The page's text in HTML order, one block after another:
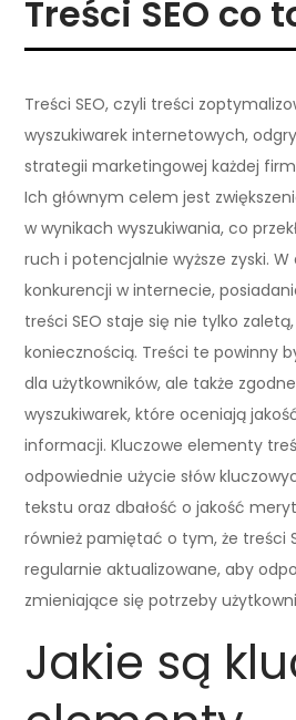
Treści SEO co
Treści SEO, czyli treści
wyszukiwarek internetowych,
strategii marketingowej każdej
Ich głównym celem jest
w wynikach wyszukiwania, co
ruch i potencjalnie wyższe zyski.
konkurencji w internecie,
treści SEO staje się nie tylko
koniecznością. Treści te powinny
dla użytkowników, ale także
wyszukiwarek, które oceniają
informacji. Kluczowe elementy
odpowiednie użycie słów
tekstu oraz dbałość o jakość
również pamiętać o tym, że treści
regularnie aktualizowane, aby
zmieniające się potrzeby
Jakie są